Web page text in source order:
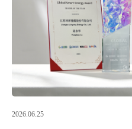
2025.09.30